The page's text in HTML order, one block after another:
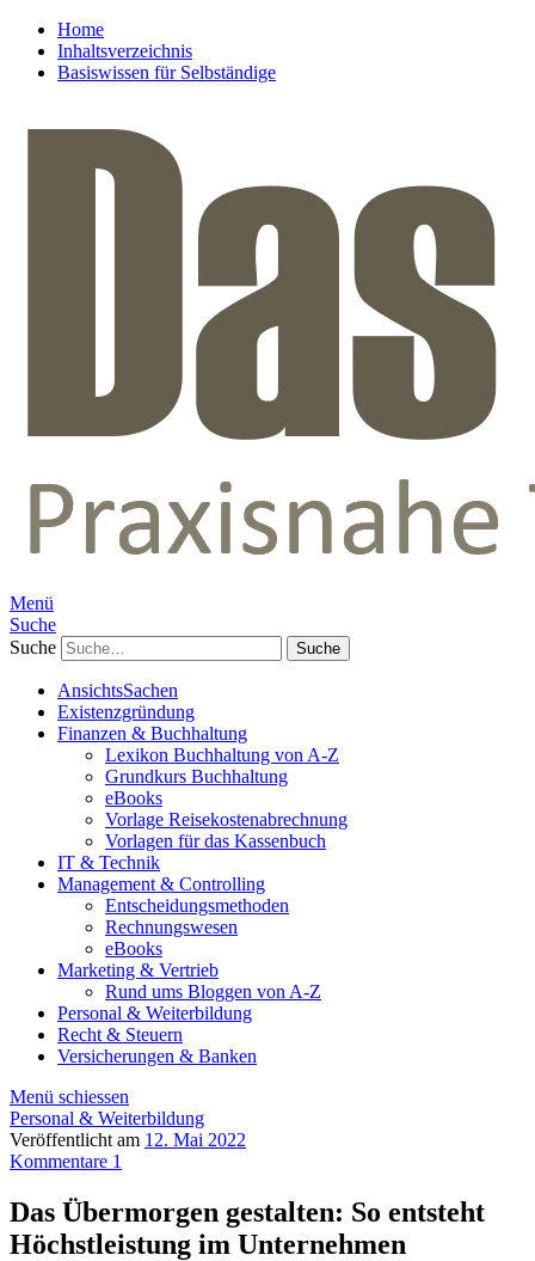
Home
Inhaltsverzeichnis
Basiswissen für Selbständige
Menü
Suche
Suche
AnsichtsSachen
Existenzgründung
Finanzen & Buchhaltung
Lexikon Buchhaltung von A-Z
Grundkurs Buchhaltung
eBooks
Vorlage Reisekostenabrechnung
Vorlagen für das Kassenbuch
IT & Technik
Management & Controlling
Entscheidungsmethoden
Rechnungswesen
eBooks
Marketing & Vertrieb
Rund ums Bloggen von A-Z
Personal & Weiterbildung
Recht & Steuern
Versicherungen & Banken
Menü schiessen
Personal & Weiterbildung
Veröffentlicht am 12. Mai 2022
Kommentare 1
Das Übermorgen gestalten: So entsteht
Höchstleistung im Unternehmen